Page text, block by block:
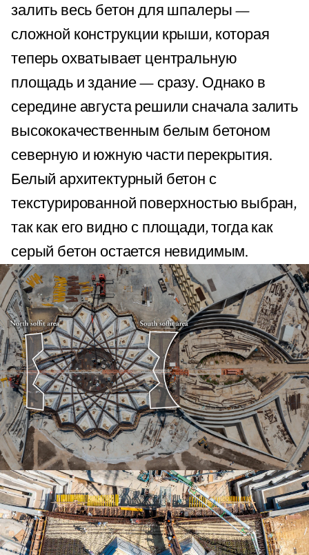
залить весь бетон для шпалеры —
сложной конструкции крыши, которая
теперь охватывает центральную
площадь и здание — сразу. Однако в
середине августа решили сначала залить
высококачественным белым бетоном
северную и южную части перекрытия.
Белый архитектурный бетон с
текстурированной поверхностью выбран,
так как его видно с площади, тогда как
серый бетон остается невидимым.